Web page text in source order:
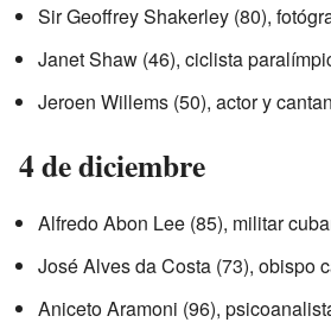
Sir Geoffrey Shakerley (80),
Janet Shaw (46), ciclista
Jeroen Willems (50), actor y
4 de diciembre
Alfredo Abon Lee (85), militar
José Alves da Costa (73), obispo
Aniceto Aramoni (96),